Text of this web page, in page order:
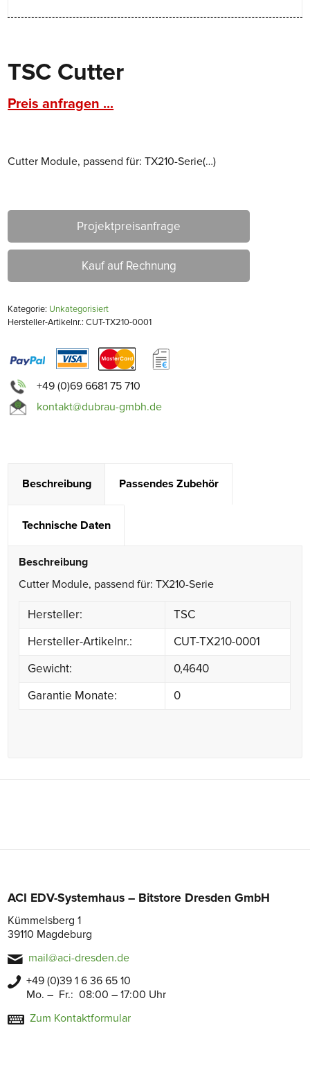
TSC Cutter
Preis anfragen ...
Cutter Module, passend für: TX210-Serie(…)
Projektpreisanfrage
Kauf auf Rechnung
Kategorie: Unkategorisiert
Hersteller-Artikelnr.: CUT-TX210-0001
+49 (0)69 6681 75 710
kontakt@dubrau-gmbh.de
Beschreibung Passendes Zubehör
Technische Daten
Beschreibung
Cutter Module, passend für: TX210-Serie
Hersteller:
TSC
Hersteller-Artikelnr.:
CUT-TX210-0001
Gewicht:
0,4640
Garantie Monate:
0
ACI EDV-Systemhaus – Bitstore Dresden GmbH
Kümmelsberg 1
39110 Magdeburg
mail@aci-dresden.de
+49 (0)39 1 6 36 65 10
Mo. – Fr.: 08:00 – 17:00 Uhr
Zum Kontaktformular